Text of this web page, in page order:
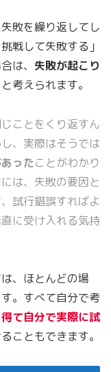
敗を繰り返してし
戦して失敗する」
は、 失敗が起こり
考えられます。
ことをくり返すん
、実際はそうでは
ったことがわかり
は、失敗の要因と
試行錯誤すればよ
に受け入れる気持
、ほとんどの場
。すべて自分で考
て自分で実際に試
こともできます。